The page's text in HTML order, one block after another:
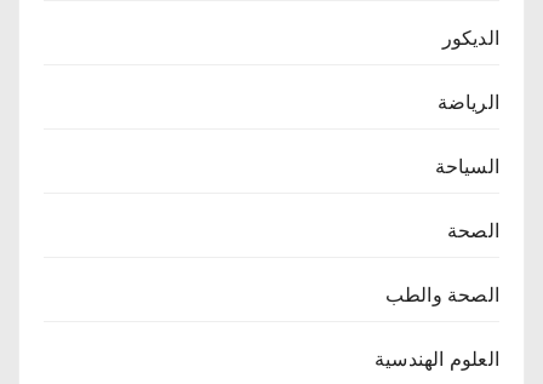
الديكور
الرياضة
السياحة
الصحة
الصحة والطب
العلوم الهندسية